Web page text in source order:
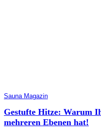
Sauna Magazin
Gestufte Hitze: Warum
mehreren Ebenen hat!